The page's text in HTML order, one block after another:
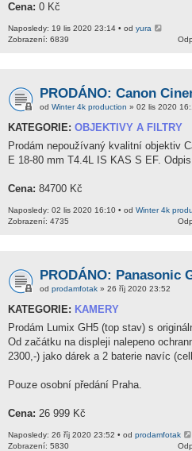
Cena: 0 Kč
Naposledy: 19 lis 2020 23:14 • od yura
Zobrazení: 6839
PRODÁNO: Canon
od Winter 4k production » 02 lis 2020
KATEGORIE: OBJEKTIVY A FILTRY
Prodám nepoužívaný kvalitní objektiv
E 18-80 mm T4.4L IS KAS S EF.
Cena: 84700 Kč
Naposledy: 02 lis 2020 16:10 • od Winter 4k
Zobrazení: 4735
PRODÁNO: Panasonic
od prodamfotak » 26 říj 2020 23:52
KATEGORIE: KAMERY
Prodám Lumix GH5 (top stav) s
Od začátku na displeji nalepeno
2300,-) jako dárek a 2 baterie navíc
Pouze osobní předání Praha.
Cena: 26 999 Kč
Naposledy: 26 říj 2020 23:52 • od prodamfotak
Zobrazení: 5830